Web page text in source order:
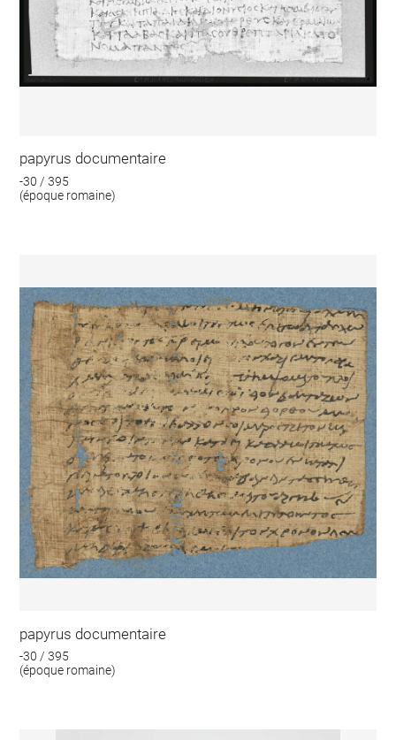
papyrus documentaire
-30 / 395
(époque romaine)
papyrus documentaire
-30 / 395
(époque romaine)